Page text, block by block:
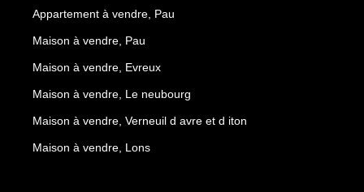
Appartement à vendre, Pau
Maison à vendre, Pau
Maison à vendre, Evreux
Maison à vendre, Le neubourg
Maison à vendre, Verneuil d avre et d iton
Maison à vendre, Lons